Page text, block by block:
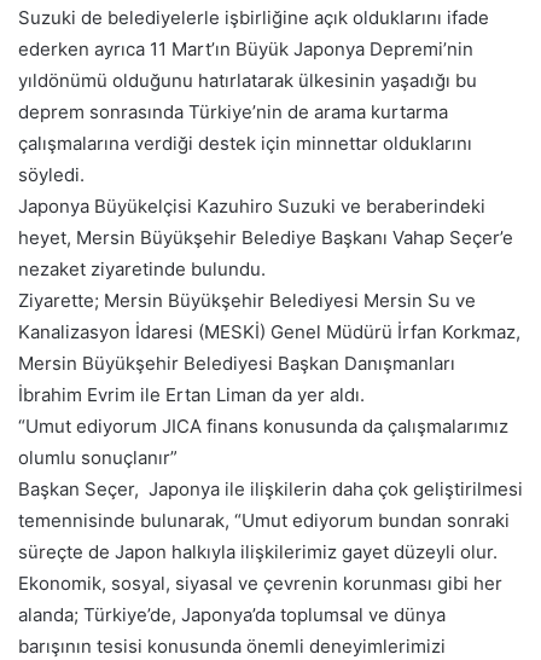
Suzuki de belediyelerle işbirliğine açık olduklarını ifade
ederken ayrıca 11 Mart’ın Büyük Japonya Depremi’nin
yıldönümü olduğunu hatırlatarak ülkesinin yaşadığı bu
deprem sonrasında Türkiye’nin de arama kurtarma
çalışmalarına verdiği destek için minnettar olduklarını
söyledi.
Japonya Büyükelçisi Kazuhiro Suzuki ve beraberindeki
heyet, Mersin Büyükşehir Belediye Başkanı Vahap Seçer’e
nezaket ziyaretinde bulundu.
Ziyarette; Mersin Büyükşehir Belediyesi Mersin Su ve
Kanalizasyon İdaresi (MESKİ) Genel Müdürü İrfan Korkmaz,
Mersin Büyükşehir Belediyesi Başkan Danışmanları
İbrahim Evrim ile Ertan Liman da yer aldı.
“Umut ediyorum JICA finans konusunda da çalışmalarımız
olumlu sonuçlanır”
Başkan Seçer, Japonya ile ilişkilerin daha çok geliştirilmesi
temennisinde bulunarak, “Umut ediyorum bundan sonraki
süreçte de Japon halkıyla ilişkilerimiz gayet düzeyli olur.
Ekonomik, sosyal, siyasal ve çevrenin korunması gibi her
alanda; Türkiye’de, Japonya’da toplumsal ve dünya
barışının tesisi konusunda önemli deneyimlerimizi